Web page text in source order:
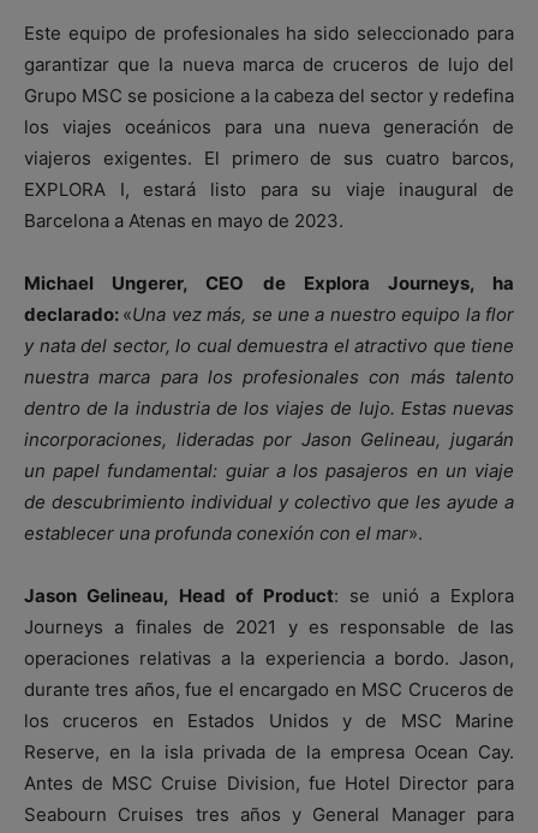
Este equipo de profesionales ha sido seleccionado para
garantizar que la nueva marca de cruceros de lujo del
Grupo MSC se posicione a la cabeza del sector y redefina
los viajes oceánicos para una nueva generación de
viajeros exigentes. El primero de sus cuatro barcos,
EXPLORA I, estará listo para su viaje inaugural de
Barcelona a Atenas en mayo de 2023.
Michael Ungerer, CEO de Explora Journeys, ha
declarado: «Una vez más, se une a nuestro equipo la flor
y nata del sector, lo cual demuestra el atractivo que tiene
nuestra marca para los profesionales con más talento
dentro de la industria de los viajes de lujo. Estas nuevas
incorporaciones, lideradas por Jason Gelineau, jugarán
un papel fundamental: guiar a los pasajeros en un viaje
de descubrimiento individual y colectivo que les ayude a
establecer una profunda conexión con el mar».
Jason Gelineau, Head of Product: se unió a Explora
Journeys a finales de 2021 y es responsable de las
operaciones relativas a la experiencia a bordo. Jason,
durante tres años, fue el encargado en MSC Cruceros de
los cruceros en Estados Unidos y de MSC Marine
Reserve, en la isla privada de la empresa Ocean Cay.
Antes de MSC Cruise Division, fue Hotel Director para
Seabourn Cruises tres años y General Manager para